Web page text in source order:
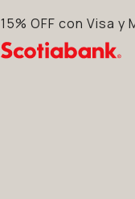
15% OFF con Visa y